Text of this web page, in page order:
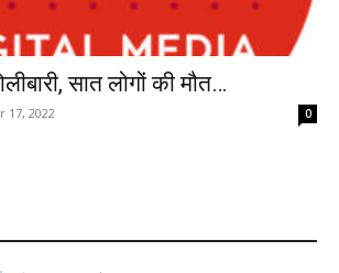
सात लोगों की मौत…
17, 2022 0